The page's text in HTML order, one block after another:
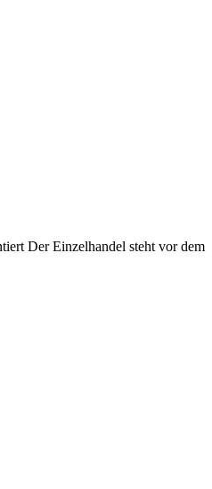
Der Einzelhandel steht vor dem